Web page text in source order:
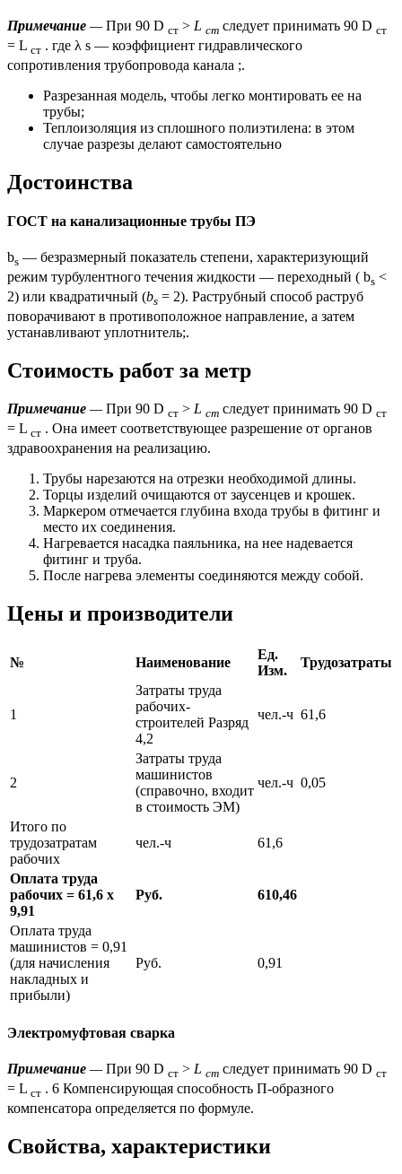
Примечание —При 90 D ст > L ст следует принимать 90 D ст
= L ст . где λ s — коэффициент гидравлического
сопротивления трубопровода канала ;.
Разрезанная модель, чтобы легко монтировать ее на
трубы;
Теплоизоляция из сплошного полиэтилена: в этом
случае разрезы делают самостоятельно
Достоинства
ГОСТ на канализационные трубы ПЭ
bs — безразмерный показатель степени, характеризующий
режим турбулентного течения жидкости — переходный ( bs <
2) или квадратичный (bs = 2). Раструбный способ раструб
поворачивают в противоположное направление, а затем
устанавливают уплотнитель;.
Стоимость работ за метр
Примечание —При 90 D ст > L ст следует принимать 90 D ст
= L ст . Она имеет соответствующее разрешение от органов
здравоохранения на реализацию.
Трубы нарезаются на отрезки необходимой длины.
Торцы изделий очищаются от заусенцев и крошек.
Маркером отмечается глубина входа трубы в фитинг и
место их соединения.
Нагревается насадка паяльника, на нее надевается
фитинг и труба.
После нагрева элементы соединяются между собой.
Цены и производители
№ Наименование
Ед.
Изм.
Трудозатраты
1
Затраты труда
рабочих-
строителей Разряд
4,2
чел.-ч 61,6
2
Затраты труда
машинистов
(справочно, входит
в стоимость ЭМ)
чел.-ч 0,05
Итого по
трудозатратам
рабочих
чел.-ч 61,6
Оплата труда
рабочих = 61,6 x
9,91
Руб. 610,46
Оплата труда
машинистов = 0,91
(для начисления
накладных и
прибыли)
Руб. 0,91
Электромуфтовая сварка
Примечание —При 90 D ст > L ст следует принимать 90 D ст
= L ст . 6 Компенсирующая способность П-образного
компенсатора определяется по формуле.
Свойства, характеристики